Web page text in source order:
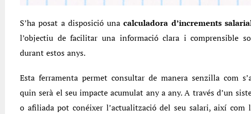
S’ha posat a disposició unacalculadora d’increments
l’objectiu de facilitar una informació clara i comprensible
durant estos anys.
Esta ferramenta permet consultar de manera senzilla com
quin serà el seu impacte acumulat any a any. A través d’un
o afiliada pot conéixer l’actualització del seu salari, així